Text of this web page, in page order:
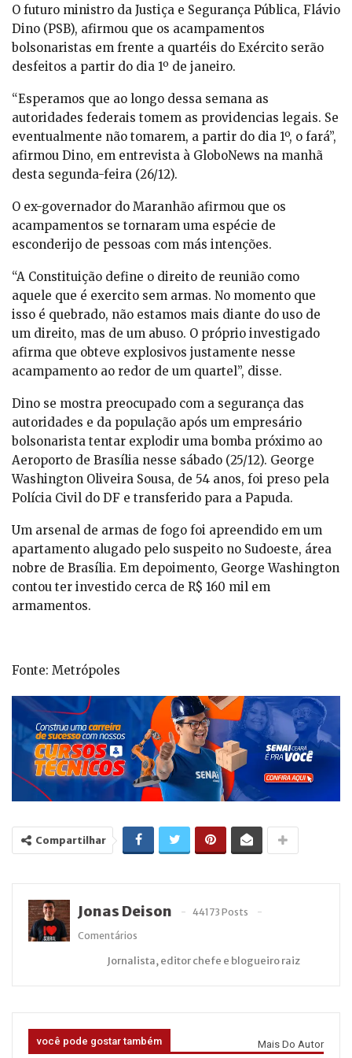
O futuro ministro da Justiça e Segurança Pública, Flávio
Dino (PSB), afirmou que os acampamentos
bolsonaristas em frente a quartéis do Exército serão
desfeitos a partir do dia 1º de janeiro.
“Esperamos que ao longo dessa semana as
autoridades federais tomem as providencias legais. Se
eventualmente não tomarem, a partir do dia 1º, o fará”,
afirmou Dino, em entrevista à GloboNews na manhã
desta segunda-feira (26/12).
O ex-governador do Maranhão afirmou que os
acampamentos se tornaram uma espécie de
esconderijo de pessoas com más intenções.
“A Constituição define o direito de reunião como
aquele que é exercito sem armas. No momento que
isso é quebrado, não estamos mais diante do uso de
um direito, mas de um abuso. O próprio investigado
afirma que obteve explosivos justamente nesse
acampamento ao redor de um quartel”, disse.
Dino se mostra preocupado com a segurança das
autoridades e da população após um empresário
bolsonarista tentar explodir uma bomba próximo ao
Aeroporto de Brasília nesse sábado (25/12). George
Washington Oliveira Sousa, de 54 anos, foi preso pela
Polícia Civil do DF e transferido para a Papuda.
Um arsenal de armas de fogo foi apreendido em um
apartamento alugado pelo suspeito no Sudoeste, área
nobre de Brasília. Em depoimento, George Washington
contou ter investido cerca de R$ 160 mil em
armamentos.
Fonte: Metrópoles
Compartilhar
Jonas Deison
44173 Posts
Comentários
Jornalista, editor chefe e blogueiro raiz
você pode gostar também Mais Do Autor